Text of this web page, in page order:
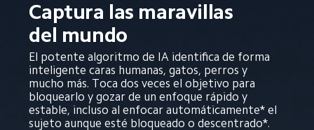
Captura las maravillas
del mundo
El potente algoritmo de IA identifica de forma
inteligente caras humanas, gatos, perros y
mucho más. Toca dos veces el objetivo para
bloquearlo y gozar de un enfoque rápido y
estable, incluso al enfocar automáticamente* el
sujeto aunque esté bloqueado o descentrado*.